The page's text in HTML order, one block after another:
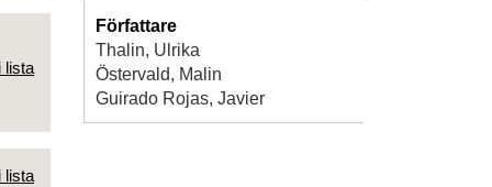
lista
lista
Författare
Thalin, Ulrika
Östervald, Malin
Guirado Rojas, Javier